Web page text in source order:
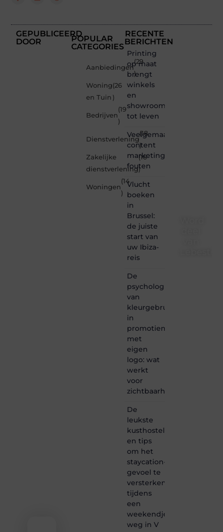
GEPUBLICEERD
DOOR
POPULAR
CATEGORIES
Aanbiedingen
(29
)
Woning
en Tuin
(26
)
Bedrijven
(19
)
Dienstverlening
(18
)
Zakelijke
dienstverlening
(16
)
Woningen
(14
)
RECENTE
BERICHTEN
Printing
op maat
brengt
winkels
en
showrooms
tot leven
Veelgemaakte
content
marketing
fouten
Vlucht
boeken
in
Brussel:
de juiste
start van
uw Ibiza-
reis
De
psychologie
van
kleurgebruik
in
promotiemateriaal
met
eigen
logo: wat
werkt
voor
zichtbaarheid
De
leukste
kusthostels
en tips
om het
staycation-
gevoel te
versterken
tijdens
een
weekendje
weg in V